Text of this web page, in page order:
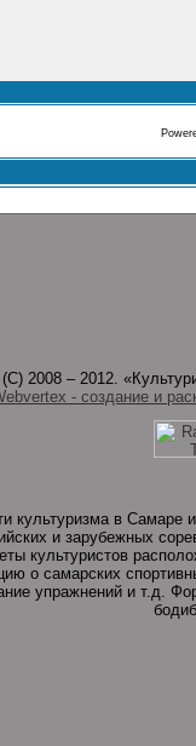
(C) 2008 – 2012.
- создание и
культуризма в
и зарубежных
культуристов
о самарских
упражнений и т.д.